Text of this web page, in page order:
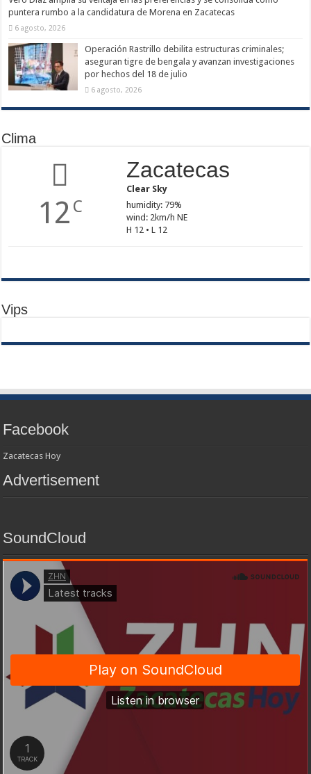
puntera rumbo a la candidatura de Morena en Zacatecas
6 agosto, 2026
Operación Rastrillo debilita estructuras criminales;
aseguran tigre de bengala y avanzan investigaciones
por hechos del 18 de julio
6 agosto, 2026
Clima
12 C
Zacatecas
Clear Sky
humidity: 79%
wind: 2km/h NE
H 12 • L 12
Vips
Facebook
Zacatecas Hoy
Advertisement
SoundCloud